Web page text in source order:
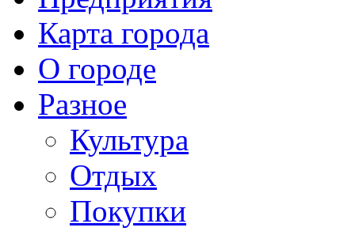
Карта города
О городе
Разное
Культура
Отдых
Покупки